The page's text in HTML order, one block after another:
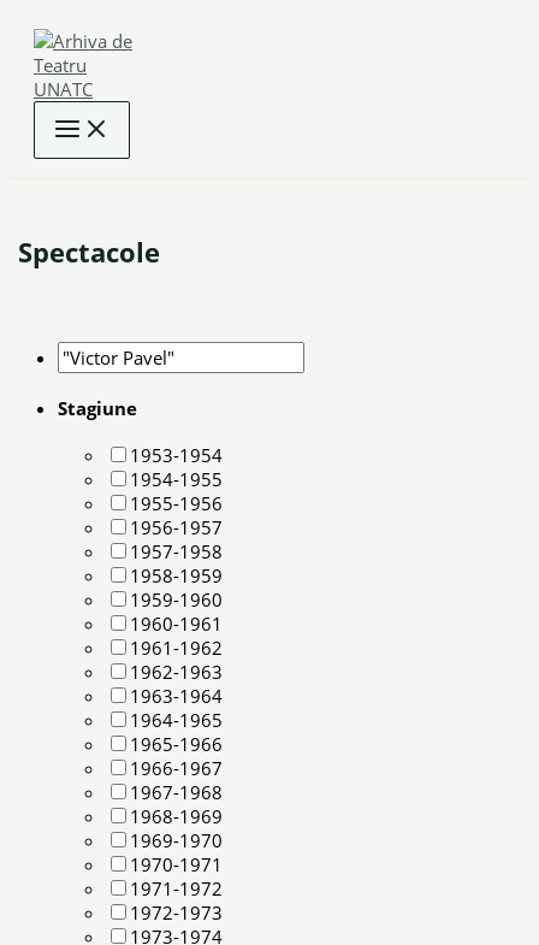
content
Spectacole
Stagiune
1953-1954
1954-1955
1955-1956
1956-1957
1957-1958
1958-1959
1959-1960
1960-1961
1961-1962
1962-1963
1963-1964
1964-1965
1965-1966
1966-1967
1967-1968
1968-1969
1969-1970
1970-1971
1971-1972
1972-1973
1973-1974